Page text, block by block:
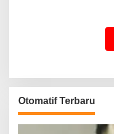
Otomatif Terbaru